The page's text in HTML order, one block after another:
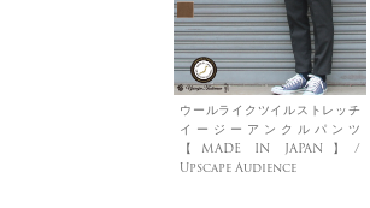
ウールライクツイルストレッチ
イージーアンクルパンツ
【MADE IN JAPAN】/
Upscape Audience